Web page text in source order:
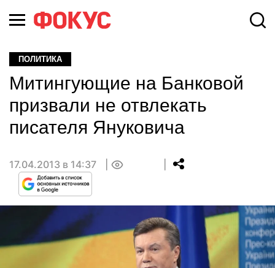
ПОЛИТИКА
Митингующие на Банковой
призвали не отвлекать
писателя Януковича
17.04.2013 в 14:37